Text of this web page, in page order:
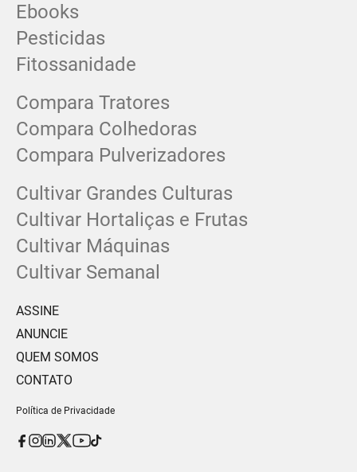
Ebooks
Pesticidas
Fitossanidade
Compara Tratores
Compara Colhedoras
Compara Pulverizadores
Cultivar Grandes Culturas
Cultivar Hortaliças e Frutas
Cultivar Máquinas
Cultivar Semanal
ASSINE
ANUNCIE
QUEM SOMOS
CONTATO
Política de Privacidade